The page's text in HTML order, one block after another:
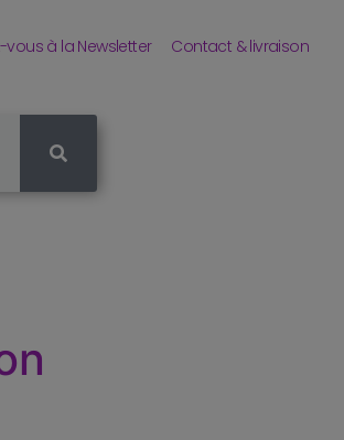
à la Newsletter Contact & livraison